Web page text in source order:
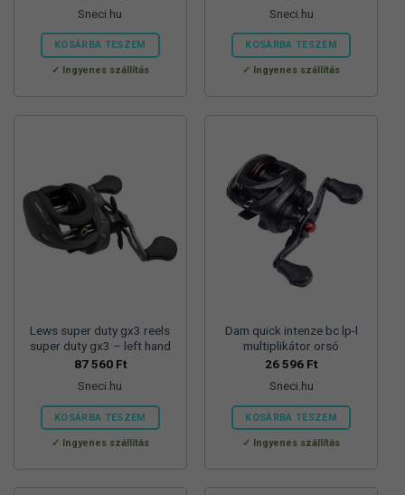
Sneci.hu
KOSÁRBA TESZEM
Ingyenes szállítás
Sneci.hu
KOSÁRBA TESZEM
Ingyenes szállítás
Lews super duty gx3 reels
super duty gx3 – left hand
87 560 Ft
Sneci.hu
KOSÁRBA TESZEM
Ingyenes szállítás
Dam quick intenze bc lp-l
multiplikátor orsó
26 596 Ft
Sneci.hu
KOSÁRBA TESZEM
Ingyenes szállítás